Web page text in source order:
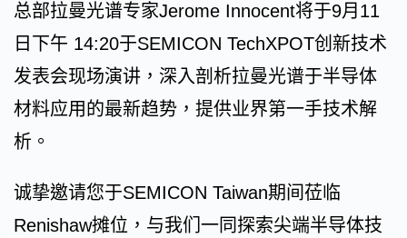
总部拉曼光谱专家Jerome Innocent将于9月11
日下午 14:20于SEMICON TechXPOT创新技术
发表会现场演讲，深入剖析拉曼光谱于半导体
材料应用的最新趋势，提供业界第一手技术解
析。
诚挚邀请您于SEMICON Taiwan期间莅临
Renishaw摊位，与我们一同探索尖端半导体技